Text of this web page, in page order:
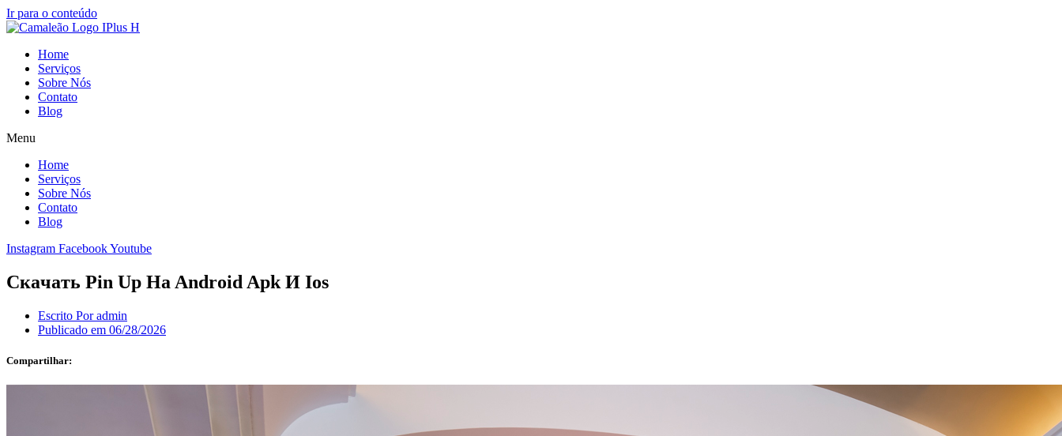
Ir para o conteúdo
Home
Serviços
Sobre Nós
Contato
Blog
Menu
Home
Serviços
Sobre Nós
Contato
Blog
Instagram FacebookYoutube
Cкaчaть Pin Up Нa Android Apk И Ios
Escrito Poradmin
Publicado em 06/28/2026
Compartilhar: